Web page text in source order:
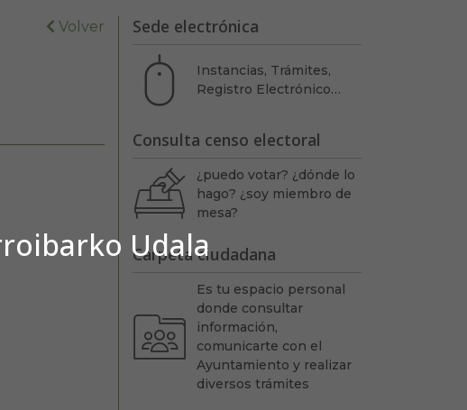
Udala
Volver Sede electrónica
Instancias, Trámites,
Registro Electrónico…
Consulta censo electoral
¿puedo votar? ¿dónde lo
hago? ¿soy miembro de
mesa?
Carpeta ciudadana
Es tu espacio personal
donde consultar
información,
comunicarte con el
Ayuntamiento y realizar
diversos trámites